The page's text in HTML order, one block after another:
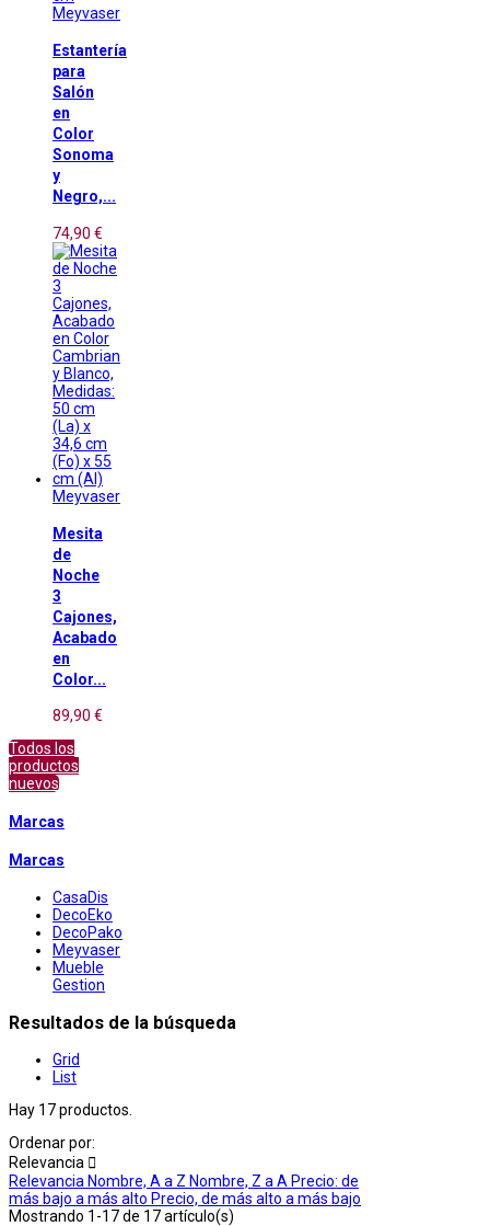
Meyvaser
Estantería
para
Salón
en
Color
Sonoma
y
Negro,...
74,90 €
Meyvaser
Mesita
de
Noche
3
Cajones,
Acabado
en
Color...
89,90 €
Todos los
productos
nuevos
Marcas
Marcas
CasaDis
DecoEko
DecoPako
Meyvaser
Mueble
Gestion
Resultados de la búsqueda
Grid
List
Hay 17 productos.
Ordenar por:
Relevancia 
Relevancia Nombre, A a Z Nombre, Z a A Precio: de
más bajo a más alto Precio, de más alto a más bajo
Mostrando 1-17 de 17 artículo(s)